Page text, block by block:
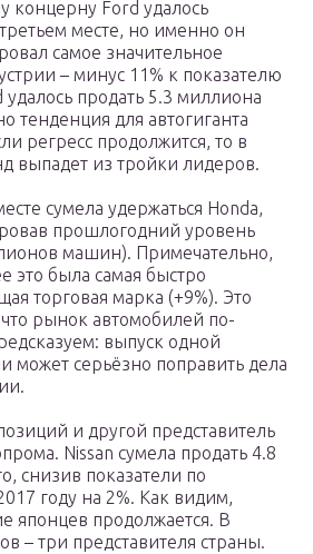
концерну Ford удалось
месте, но именно он
самое значительное
– минус 11% к показателю
удалось продать 5.3 миллиона
тенденция для автогиганта
регресс продолжится, то в
выпадет из тройки лидеров.
сумела удержаться Honda,
прошлогодний уровень
машин). Примечательно,
это была самая быстро
торговая марка (+9%). Это
рынок автомобилей по-
выпуск одной
может серьёзно поправить дела
и другой представитель
Nissan сумела продать 4.8
снизив показатели по
году на 2%. Как видим,
японцев продолжается. В
– три представителя страны.